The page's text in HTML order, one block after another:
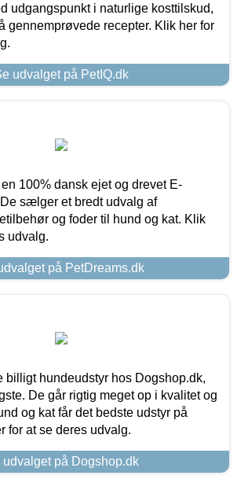
udgangspunkt i naturlige kosttilskud,
gennemprøvede recepter. Klik her for
udvalget på PetIQ.dk
100% dansk ejet og drevet E-
sælger et bredt udvalg af
og foder til hund og kat. Klik
udvalg.
på PetDreams.dk
billigt hundeudstyr hos Dogshop.dk,
De går rigtig meget op i kvalitet og
og kat får det bedste udstyr på
for at se deres udvalg.
udvalget på Dogshop.dk